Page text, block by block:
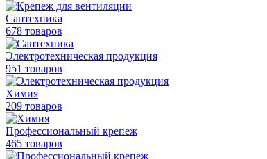
Сантехника
678 товаров
Электротехническая продукция
951 товаров
Химия
209 товаров
Профессиональный крепеж
465 товаров